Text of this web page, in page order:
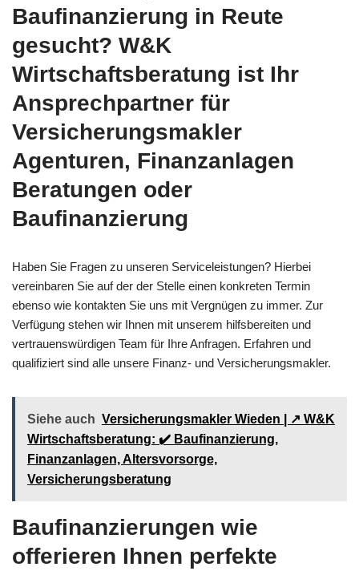
Baufinanzierung in Reute
gesucht? W&K
Wirtschaftsberatung ist Ihr
Ansprechpartner für
Versicherungsmakler
Agenturen, Finanzanlagen
Beratungen oder
Baufinanzierung
Haben Sie Fragen zu unseren Serviceleistungen? Hierbei
vereinbaren Sie auf der der Stelle einen konkreten Termin
ebenso wie kontakten Sie uns mit Vergnügen zu immer. Zur
Verfügung stehen wir Ihnen mit unserem hilfsbereiten und
vertrauenswürdigen Team für Ihre Anfragen. Erfahren und
qualifiziert sind alle unsere Finanz- und Versicherungsmakler.
Siehe auch Versicherungsmakler Wieden | ↗️ W&K
Wirtschaftsberatung: ✔️ Baufinanzierung,
Finanzanlagen, Altersvorsorge,
Versicherungsberatung
Baufinanzierungen wie
offerieren Ihnen perfekte